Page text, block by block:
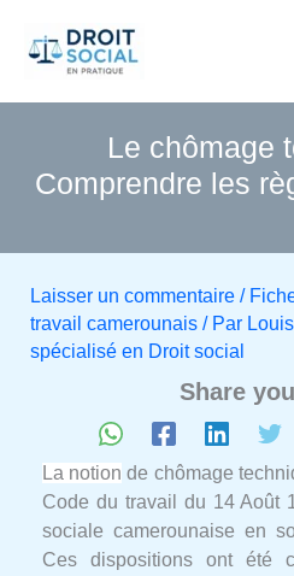
contenu
Le chômage
Comprendre les
Laisser un commentaire /
travail camerounais/ Par
spécialisé en Droit social
Share
La notion de chômage
Code du travail du 14 Août
sociale camerounaise en
Ces dispositions ont été